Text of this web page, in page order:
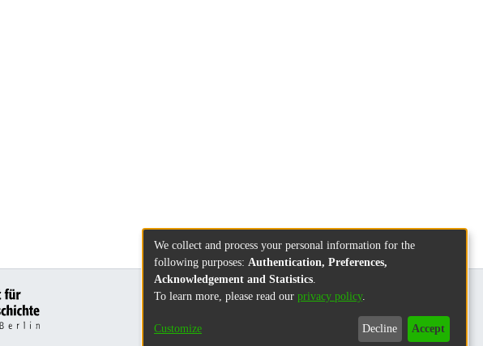
We collect and process your personal information for the
following purposes: Authentication, Preferences,
Acknowledgement and Statistics
To learn more, please read our privacy policy.
Customize Decline Accept